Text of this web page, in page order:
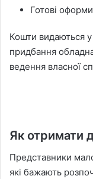
Готові
Кошти видаються у
придбання
ведення власної
Як отримати
Представники
які бажають